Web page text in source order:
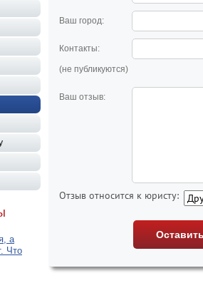
Ваш город:
Контакты:
(не публикуются)
Ваш отзыв:
Отзыв относится к юристу:
а
Что